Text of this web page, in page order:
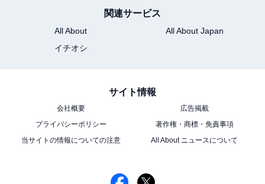
関連サービス
All About
All About Japan
イチオシ
サイト情報
会社概要
広告掲載
プライバシーポリシー
著作権・商標・免責事項
当サイトの情報についての注意
All About ニュースについて